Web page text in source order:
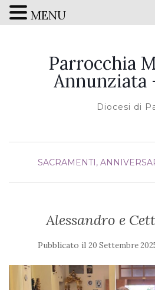
Parrocchia
Annunziata
Diocesi di
SACRAMENTI,
Alessandro e
Pubblicato il 20 Settembre
MENU